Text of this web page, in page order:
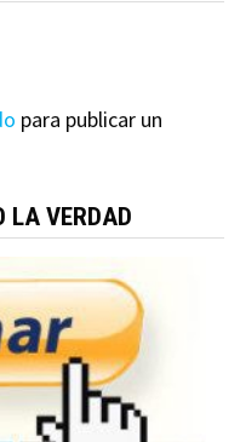
para publicar un
LA VERDAD